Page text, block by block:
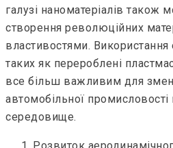
галузі наноматеріалів також
створення революційних
властивостями. Використання
таких як перероблені
все більш важливим для
автомобільної
середовище.